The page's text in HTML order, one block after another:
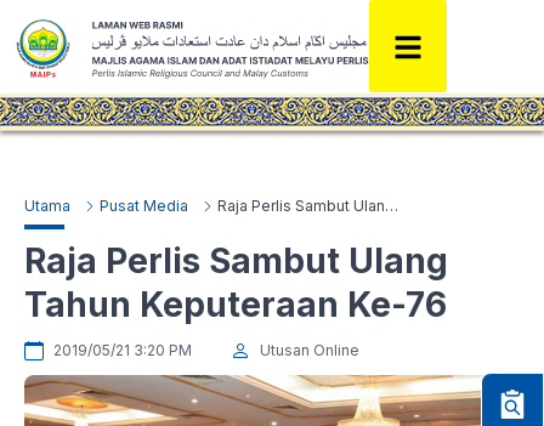
Utama Pusat Media Raja Perlis Sambut Ulang Tahun Keputeraan Ke-76
Raja Perlis Sambut Ulang
Tahun Keputeraan Ke-76
2019/05/21 3:20 PM Utusan Online